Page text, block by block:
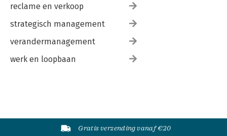
reclame en verkoop
strategisch management
verandermanagement
werk en loopbaan
Gratis verzending vanaf €20